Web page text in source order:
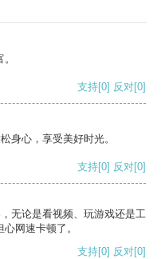
支持[0] 反对[0]
身心，享受美好时光。
支持[0] 反对[0]
无论是看视频、玩游戏还是工
网速卡顿了。
支持[0] 反对[0]